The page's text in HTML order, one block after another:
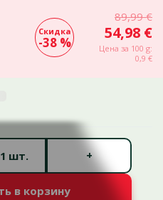
Скидка
-38 %
89,99 €
54,98 €
Цена за 100 g:
0,9 €
шт. +
в корзину